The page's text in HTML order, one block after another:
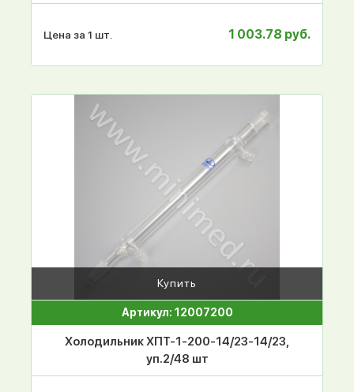
Цена за 1 шт. 1 003.78 руб.
Купить
Артикул: 12007200
Холодильник ХПТ-1-200-14/23-14/23,
уп.2/48 шт